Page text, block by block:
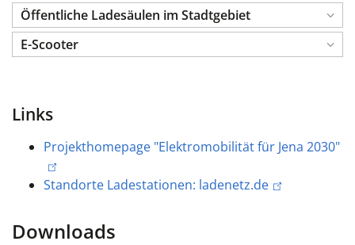
Öffentliche Ladesäulen im Stadtgebiet
E-Scooter
Links
Projekthomepage "Elektromobilität für Jena 2030"
Standorte Ladestationen: ladenetz.de
Downloads